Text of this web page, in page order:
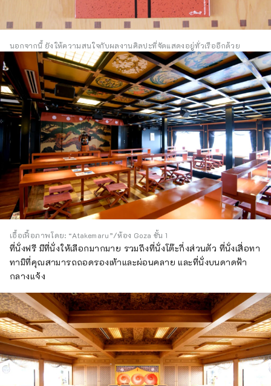
นอกจากนี้ ยังให้ความสนใจกับผลงานศิลปะที่จัดแสดงอยู่ทั่วเรืออีกด้วย
เอื้อเฟื้อภาพโดย: “Atakemaru”/ห้อง Goza ชั้น 1
ที่นั่งฟรี มีที่นั่งให้เลือกมากมาย รวมถึงที่นั่งโต๊ะกึ่งส่วนตัว ที่นั่งเสื่อทา
ทามิที่คุณสามารถถอดรองเท้าและผ่อนคลาย และที่นั่งบนดาดฟ้า
กลางแจ้ง